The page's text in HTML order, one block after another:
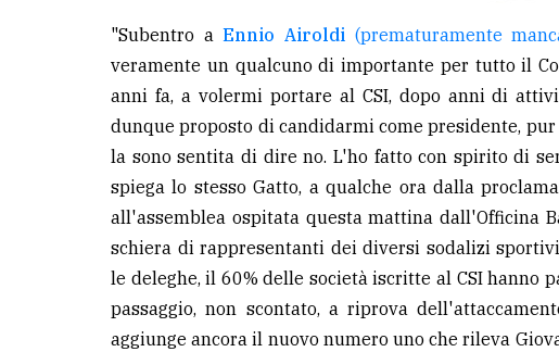
"Subentro a Ennio Airoldi (prematuramente
veramente un qualcuno di importante per tutto il
anni fa, a volermi portare al CSI, dopo anni di
dunque proposto di candidarmi come presidente,
la sono sentita di dire no. L'ho fatto con spirito di
spiega lo stesso Gatto, a qualche ora dalla
all'assemblea ospitata questa mattina dall'Officina
schiera di rappresentanti dei diversi sodalizi
le deleghe, il 60% delle società iscritte al CSI hanno
passaggio, non scontato, a riprova
aggiunge ancora il nuovo numero uno che rileva